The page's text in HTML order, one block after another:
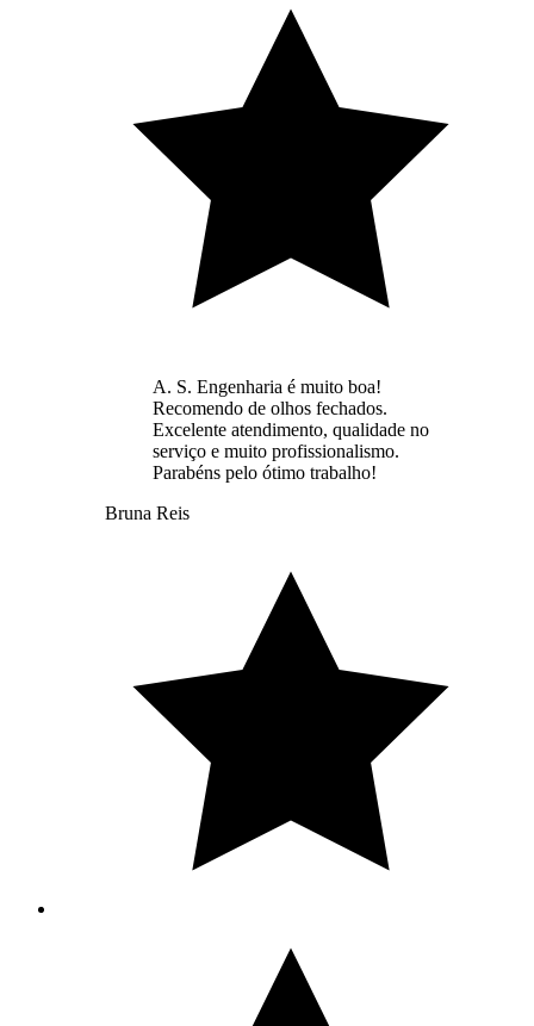
A. S. Engenharia é muito boa!
Recomendo de olhos fechados.
Excelente atendimento, qualidade no
serviço e muito profissionalismo.
Parabéns pelo ótimo trabalho!
Bruna Reis